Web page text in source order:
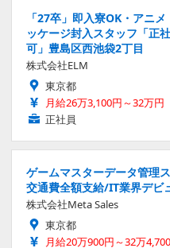
「27卒」即入寮OK・アニ
ッケージ封入スタッフ「正
可」豊島区西池袋2丁目
株式会社ELM
東京都
月給26万3,100円～32万円
正社員
ゲームマスターデータ管理
交通費全額支給/IT業界デビ
株式会社Meta Sales
東京都
月給20万900円～32万